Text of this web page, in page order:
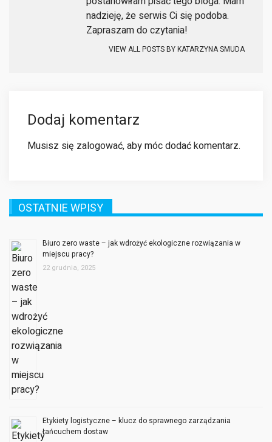
nadzieję, że serwis Ci się podoba.
Zapraszam do czytania!
VIEW ALL POSTS BYKATARZYNA SMUDA
Dodaj komentarz
Musisz się zalogować, aby móc dodać komentarz.
OSTATNIE WPISY
Biuro zero waste – jak wdrożyć ekologiczne rozwiązania w
miejscu pracy?
22 grudnia, 2025
Etykiety logistyczne – klucz do sprawnego zarządzania
łańcuchem dostaw